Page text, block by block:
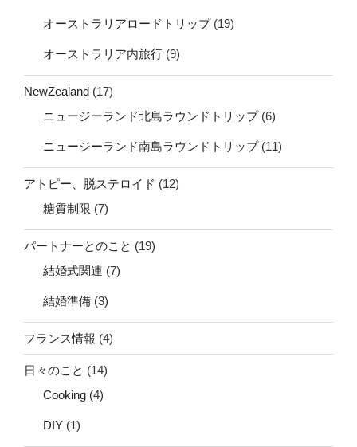
オーストラリアロードトリップ(19)
オーストラリア内旅行 (9)
NewZealand (17)
ニュージーランド北島ラウンドトリップ(6)
ニュージーランド南島ラウンドトリップ(11)
アトピー、脱ステロイド (12)
糖質制限 (7)
パートナーとのこと (19)
結婚式関連 (7)
結婚準備 (3)
フランス情報 (4)
日々のこと (14)
Cooking (4)
DIY (1)